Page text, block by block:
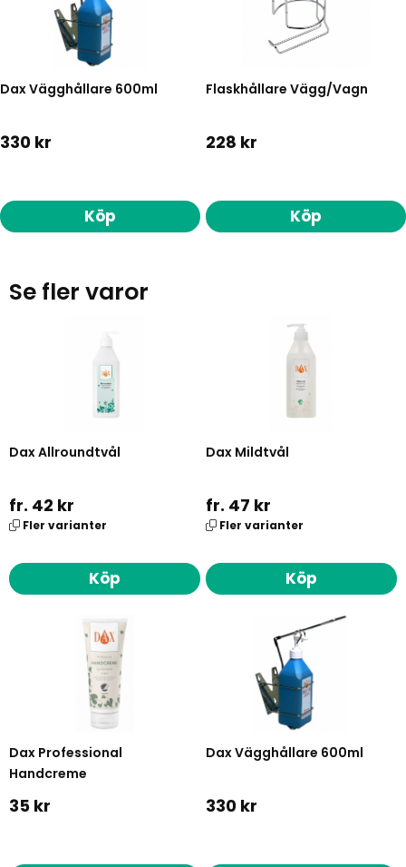
Dax Vägghållare 600ml
330 kr
Köp
Flaskhållare Vägg/Vagn
228 kr
Köp
Se fler varor
Dax Allroundtvål
fr. 42 kr
Fler varianter
Köp
Dax Mildtvål
fr. 47 kr
Fler varianter
Köp
Dax Professional
Handcreme
35 kr
Dax Vägghållare 600ml
330 kr